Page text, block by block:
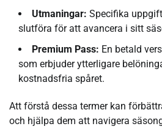
Utmaningar: Specifika
slutföra för att avancera i sitt
Premium Pass: En betald
som erbjuder ytterligare
kostnadsfria spåret.
Att förstå dessa termer kan
och hjälpa dem att navigera